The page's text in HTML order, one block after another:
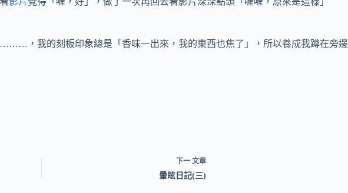
………，我的刻板印象總是「香味一出來，我的東西也焦了」，所以養成我蹲在
下一 文章
暈眩日記(三)